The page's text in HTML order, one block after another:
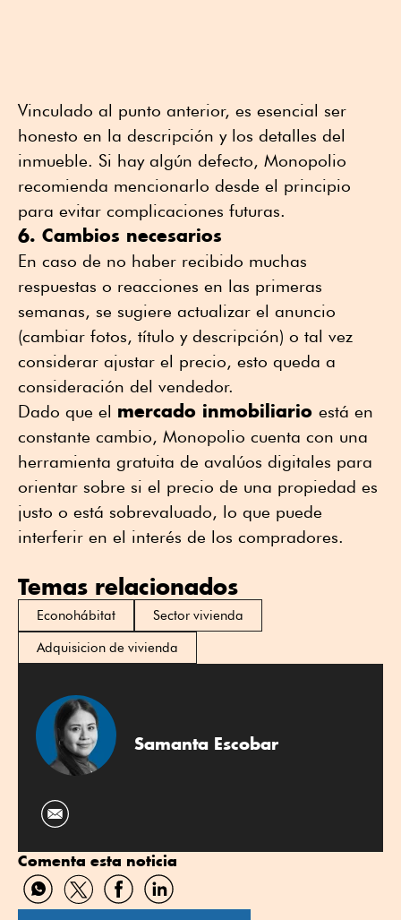
Vinculado al punto anterior, es esencial ser
honesto en la descripción y los detalles del
inmueble. Si hay algún defecto, Monopolio
recomienda mencionarlo desde el principio
para evitar complicaciones futuras.
6. Cambios necesarios
En caso de no haber recibido muchas
respuestas o reacciones en las primeras
semanas, se sugiere actualizar el anuncio
(cambiar fotos, título y descripción) o tal vez
considerar ajustar el precio, esto queda a
consideración del vendedor.
Dado que el mercado inmobiliario está en
constante cambio, Monopolio cuenta con una
herramienta gratuita de avalúos digitales para
orientar sobre si el precio de una propiedad es
justo o está sobrevaluado, lo que puede
interferir en el interés de los compradores.
Temas relacionados
Econohábitat
Sector vivienda
Adquisicion de vivienda
Samanta Escobar
Comenta esta noticia
Compartir
por
Compartir
por
Compartir
por
Compartir
por